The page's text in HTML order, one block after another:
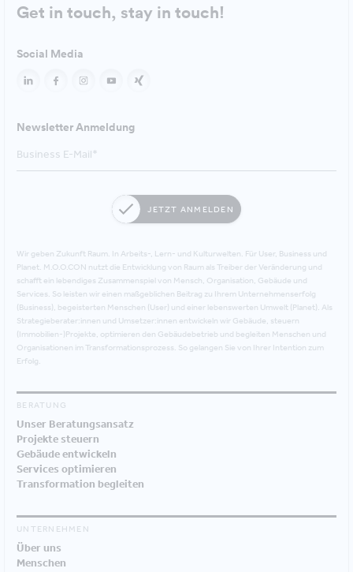
Get in touch, stay in touch!
Social Media
Newsletter Anmeldung
JETZT ANMELDEN
Wir geben Zukunft Raum. In Arbeits-, Lern- und Kulturwelten. Für User, Business und
Planet. M.O.O.CON nutzt die Entwicklung von Raum als Treiber der Veränderung und
schafft ein lebendiges Zusammenspiel von Mensch, Organisation, Gebäude und
Services. So leisten wir einen maßgeblichen Beitrag zu Ihrem Unternehmenserfolg
(Business), begeisterten Menschen (User) und einer lebenswerten Umwelt (Planet). Als
Strategieberater:innen und Umsetzer:innen entwickeln wir Gebäude, steuern
(Immobilien-)Projekte, optimieren den Gebäudebetrieb und begleiten Menschen und
Organisationen im Transformationsprozess. So gelangen Sie von Ihrer Intention zum
Erfolg.
BERATUNG
Unser Beratungsansatz
Projekte steuern
Gebäude entwickeln
Services optimieren
Transformation begleiten
UNTERNEHMEN
Über uns
Menschen